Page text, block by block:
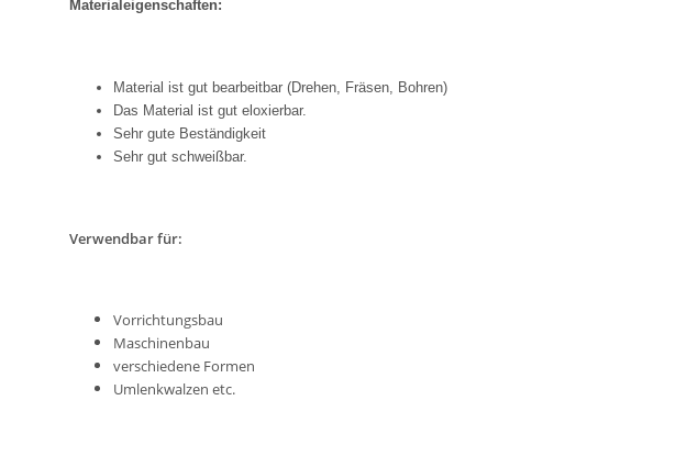
Materialeigenschaften:
Material ist gut bearbeitbar (Drehen, Fräsen, Bohren)
Das Material ist gut eloxierbar.
Sehr gute Beständigkeit
Sehr gut schweißbar.
Verwendbar für:
Vorrichtungsbau
Maschinenbau
verschiedene Formen
Umlenkwalzen etc.